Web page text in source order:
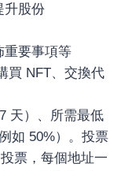
升股份
重要事項等
買 NFT、交換代
天）、所需最低
如 50%）。投票
票，每個地址一